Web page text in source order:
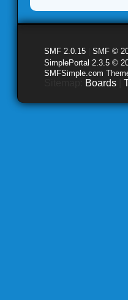
SMF 2.0.15 SMF ©
SimplePortal 2.3.5 ©
SMFSimple.com
Boards